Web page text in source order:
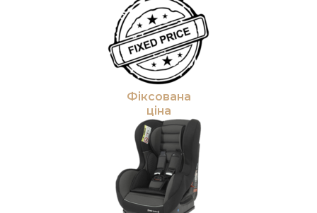
Фіксована
ціна